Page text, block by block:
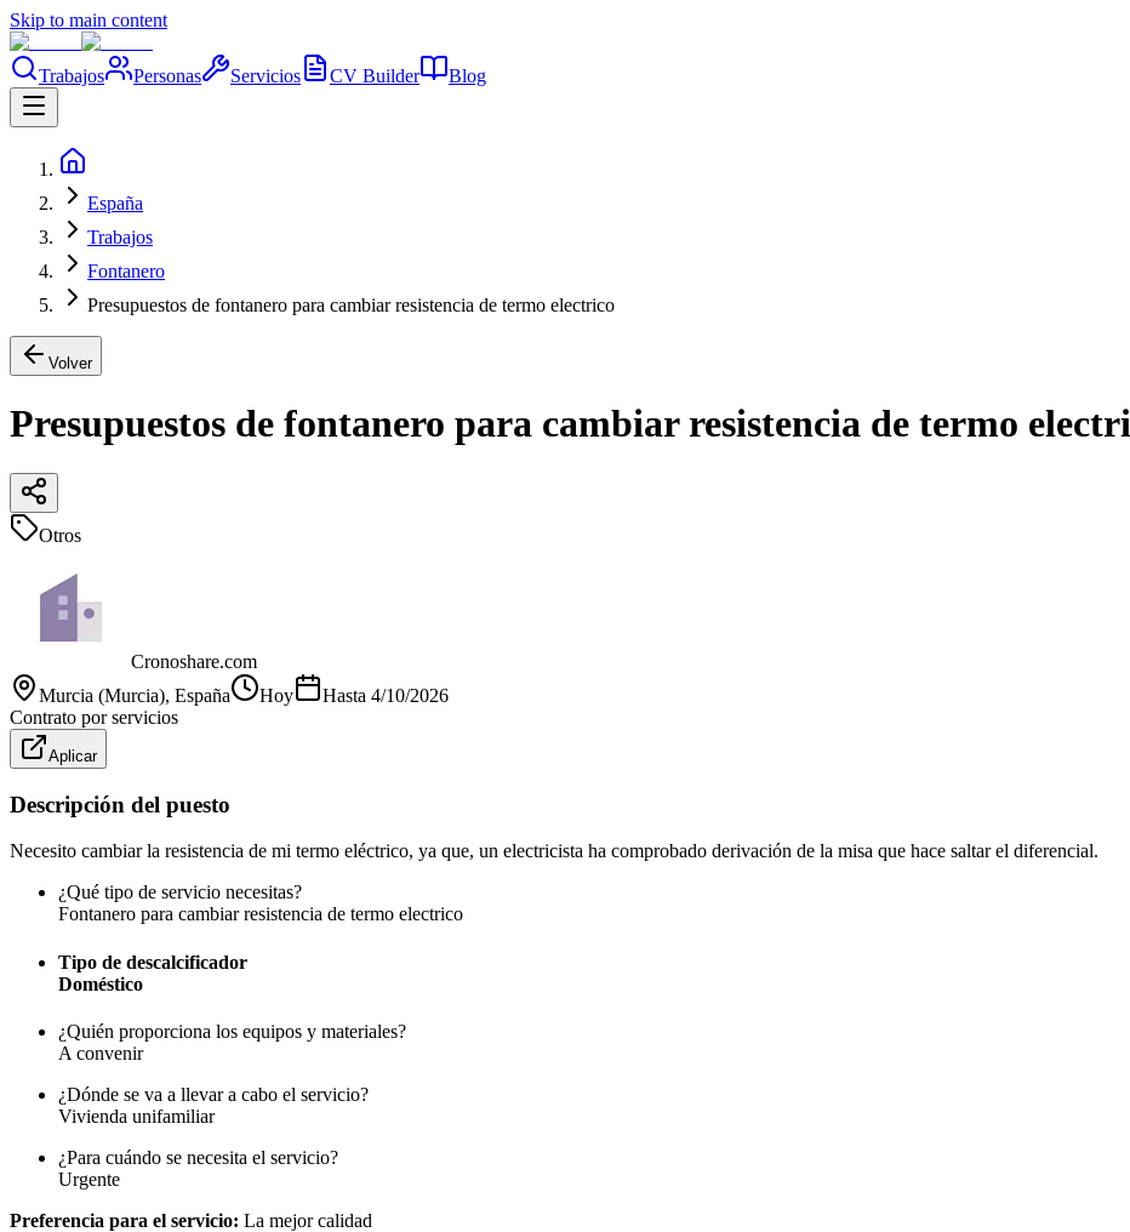
Skip to main content
Trabajos Personas Servicios CV Builder Blog
España
Trabajos
Fontanero
Presupuestos de fontanero para cambiar resistencia de termo electrico
Volver
Presupuestos de fontanero para cambiar resistencia de termo
Otros
Cronoshare.com
Murcia (Murcia), España Hoy Hasta 4/10/2026
Contrato por servicios
Aplicar
Descripción del puesto
Necesito cambiar la resistencia de mi termo eléctrico, ya que, un electricista ha comprobado derivación de la misa que hace saltar el diferencial.
¿Qué tipo de servicio necesitas?
Fontanero para cambiar resistencia de termo electrico
Tipo de descalcificador
Doméstico
¿Quién proporciona los equipos y materiales?
A convenir
¿Dónde se va a llevar a cabo el servicio?
Vivienda unifamiliar
¿Para cuándo se necesita el servicio?
Urgente
Preferencia para el servicio: La mejor calidad